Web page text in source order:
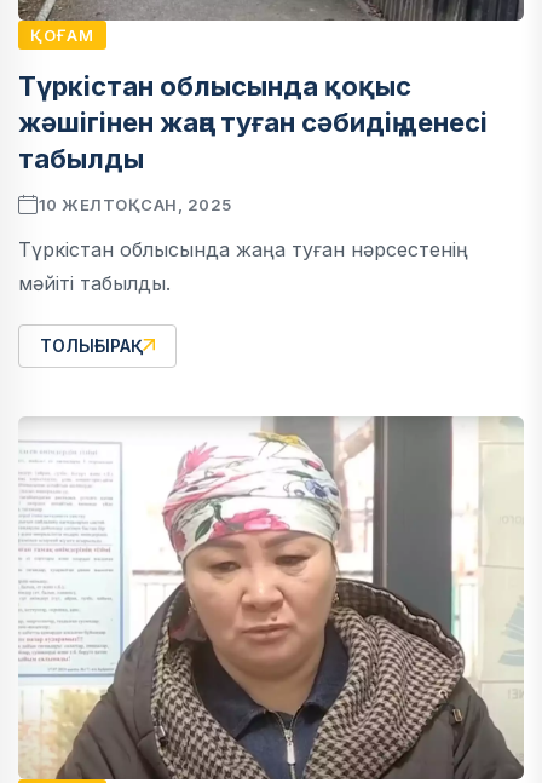
ҚОҒАМ
Түркістан облысында қоқыс
жәшігінен жаңа туған сәбидің денесі
табылды
10 ЖЕЛТОҚСАН, 2025
Түркістан облысында жаңа туған нәрсестенің
мәйіті табылды.
ТОЛЫҒЫРАҚ